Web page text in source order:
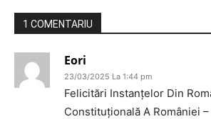
1 COMENTARIU
Eori
23/03/2025 La 1:44 pm
Felicitări Instanțelor Din
Constituțională A României